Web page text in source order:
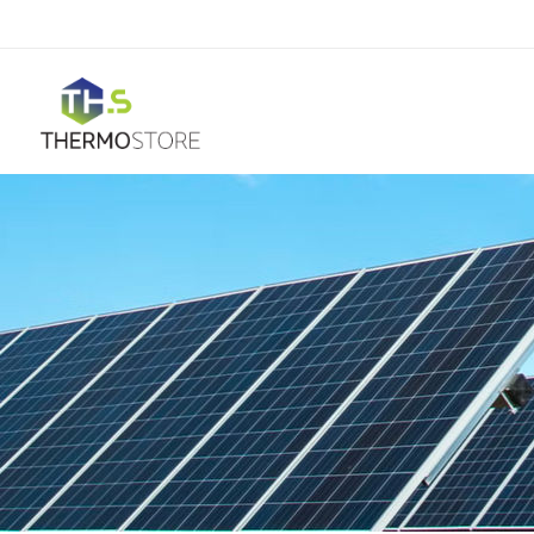
Ar Condicionado
Mono Split
Portátil
Acessórios